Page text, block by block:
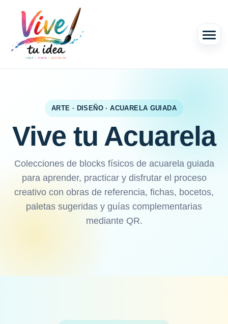
ARTE · DISEÑO · ACUARELA GUIADA
Vive tu Acuarela
Colecciones de blocks físicos de acuarela guiada
para aprender, practicar y disfrutar el proceso
creativo con obras de referencia, fichas, bocetos,
paletas sugeridas y guías complementarias
mediante QR.